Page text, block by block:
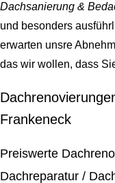
Dachsanierung &
und besonders
erwarten unsre
das wir wollen, dass
Frankeneck
Preiswerte
Dachreparatur /